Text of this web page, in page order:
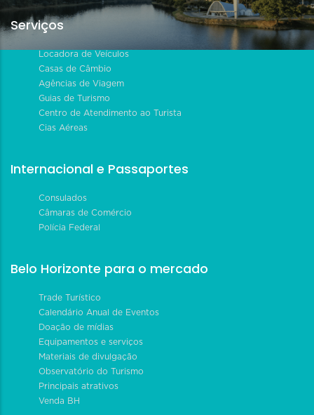
Serviços
Locadora de Veículos
Casas de Câmbio
Agências de Viagem
Guias de Turismo
Centro de Atendimento ao Turista
Cias Aéreas
Internacional e Passaportes
Consulados
Câmaras de Comércio
Polícia Federal
Belo Horizonte para o mercado
Trade Turístico
Calendário Anual de Eventos
Doação de mídias
Equipamentos e serviços
Materiais de divulgação
Observatório do Turismo
Principais atrativos
Venda BH